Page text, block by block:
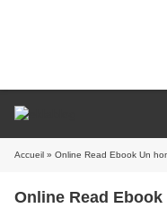
Accueil » Online Read Ebook Un
Online Read